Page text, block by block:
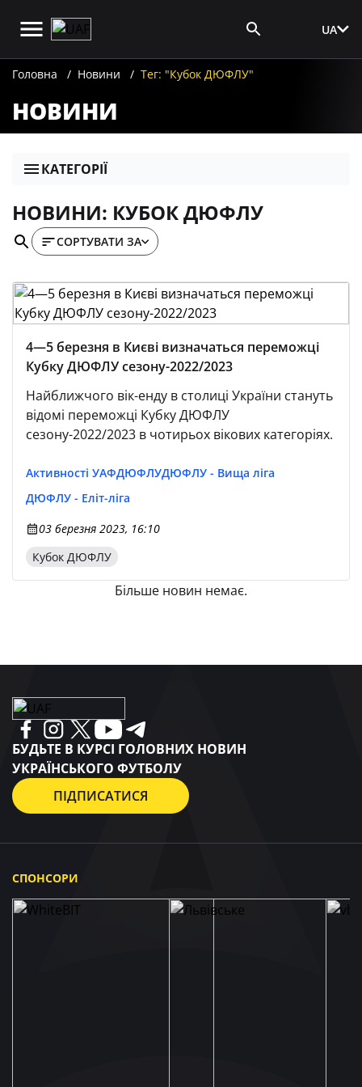
UA
Головна Новини Тег: "Кубок ДЮФЛУ"
НОВИНИ
КАТЕГОРІЇ
НОВИНИ: КУБОК ДЮФЛУ
СОРТУВАТИ ЗА
4—5 березня в Києві визначаться переможці
Кубку ДЮФЛУ сезону-2022/2023
Найближчого вік-енду в столиці України стануть
відомі переможці Кубку ДЮФЛУ
сезону-2022/2023 в чотирьох вікових категоріях.
Активності УАФДЮФЛУДЮФЛУ - Вища ліга
ДЮФЛУ - Еліт-ліга
03 березня 2023, 16:10
Кубок ДЮФЛУ
Більше новин немає.
БУДЬТЕ В КУРСІ ГОЛОВНИХ НОВИН
УКРАЇНСЬКОГО ФУТБОЛУ
ПІДПИСАТИСЯ
СПОНСОРИ